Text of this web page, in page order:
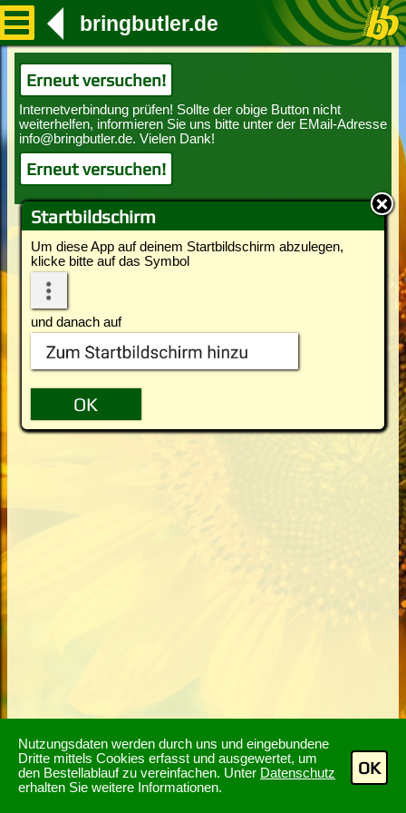
Nutzungsdaten werden durch uns und eingebundene
Dritte mittels Cookies erfasst und ausgewertet, um
den Bestellablauf zu vereinfachen. Unter Datenschutz
erhalten Sie weitere Informationen.
OK
Startbildschirm
Um diese App auf deinem Startbildschirm abzulegen,
klicke bitte auf das Symbol
und danach auf
bringbutler.de
Erneut versuchen!
Erneut versuchen!